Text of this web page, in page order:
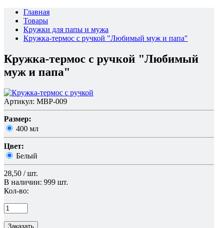
Главная
Товары
Кружки для папы и мужа
Кружка-термос с ручкой "Любимый муж и папа"
Кружка-термос с ручкой "Любимый
муж и папа"
Артикул: MBP-009
Размер:
400 мл
Цвет:
Белый
28,50 / шт.
В наличии: 999 шт.
Кол-во:
Заказать